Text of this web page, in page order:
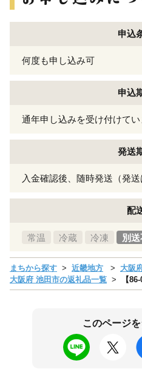
申込
何度も申し込み可
申込
通年申し込みを受け付けてい
発送
入金確認後、随時発送（発送
配
常温 冷蔵 冷凍 別
まちから探す 近畿地方
大阪
大阪府 池田市の返礼品一覧
【
このページ